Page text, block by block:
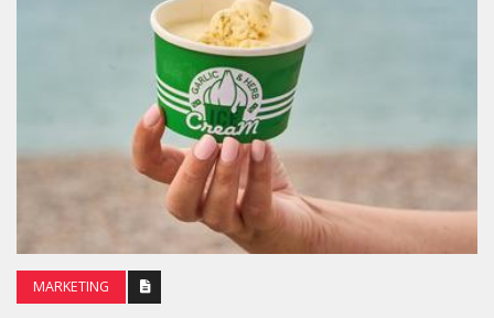
MARKETING